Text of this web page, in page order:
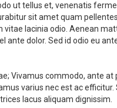
ut tellus et, venenatis
sit amet quam
lacinia odio. Aenean
dolor. Sed id odio eu
Vivamus commodo, ante
varius nec est ac efficitur.
lacus aliquam dignissim.